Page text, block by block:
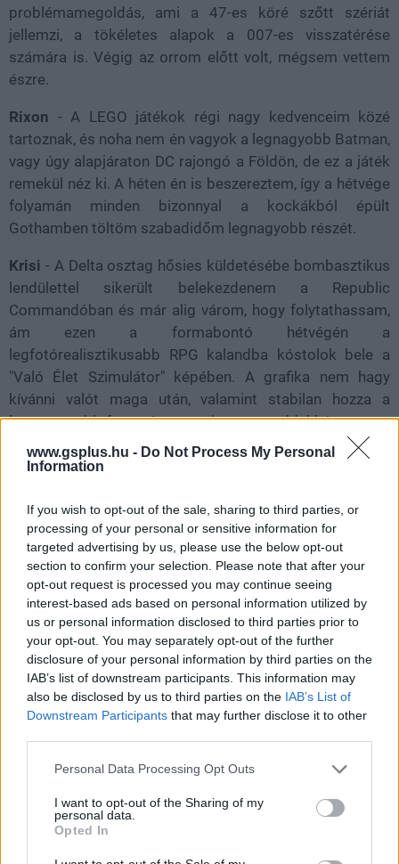
www.gsplus.hu - Do Not Process My Personal
Information
If you wish to opt-out of the sale, sharing to third parties, or
processing of your personal or sensitive information for
targeted advertising by us, please use the below opt-out
section to confirm your selection. Please note that after your
opt-out request is processed you may continue seeing
interest-based ads based on personal information utilized by
us or personal information disclosed to third parties prior to
your opt-out. You may separately opt-out of the further
disclosure of your personal information by third parties on the
IAB’s list of downstream participants. This information may
also be disclosed by us to third parties on the IAB’s List of
Downstream Participants that may further disclose it to other
Please note that this website/app uses one or more Google
not limited to your visit or usage behaviour. You may click to
grant or deny consent to Google and its third-party tags to
use your data for below specified purposes in below Google
consent section.
Personal Data Processing Opt Outs
I want to opt-out of the Sharing of my
personal data.
Opted In
problémamegoldás, ami a 47-es köré szőtt szériát
jellemzi, a tökéletes alapok a 007-es visszatérése
számára is. Végig az orrom előtt volt, mégsem vettem
észre.
Rixon - A LEGO játékok régi nagy kedvenceim közé
tartoznak, és noha nem én vagyok a legnagyobb Batman,
vagy úgy alapjáraton DC rajongó a Földön, de ez a játék
remekül néz ki. A héten én is beszereztem, így a hétvége
folyamán minden bizonnyal a kockákból épült
Gothamben töltöm szabadidőm legnagyobb részét.
Krisi - A Delta osztag hősies küldetésébe bombasztikus
lendülettel sikerült belekezdenem a Republic
Commandóban és már alig várom, hogy folytathassam,
ám ezen a formabontó hétvégén a
legfotórealisztikusabb RPG kalandba kóstolok bele a
"Való Élet Szimulátor" képében. A grafika nem hagy
kívánni valót maga után, valamint stabilan hozza a
legmagasabb fps-számot, amit a szemeddel képes vagy
érzékelni. Nagyon összetett a rendszer, bőven akadnak
benne survivor elemek is. Attól függően, hogy milyen
tudsz unlockolni. Jómagam most úgy tervezem, hogy
egy egyszerű, relaxálós side activityt próbálok ki, és
mindennemű main és side missiont, illetve main
profession levelinget parkolópályára állítok. A terv az,
hogy egy páros kikapcsolódás keretében Eger
városának felfedezésével teszek egy újabb lépést az
Explorer title megszerzése felé, de emellett bőven lesz
idő egyet csobbanni egy nagyobb taverna zárt wellness
részlegében. Mindezek mellett egy kis nyársalás is
helyet kap a több napos hétvége folyamán, hogy a
karakteremre egy Rested buffot, hogy aztán jobb
statokkal tudjam tovább pergetni a mindennapi
feladatokat.
Kristfvarg- A napokban végre sikerült kiplatináznom a